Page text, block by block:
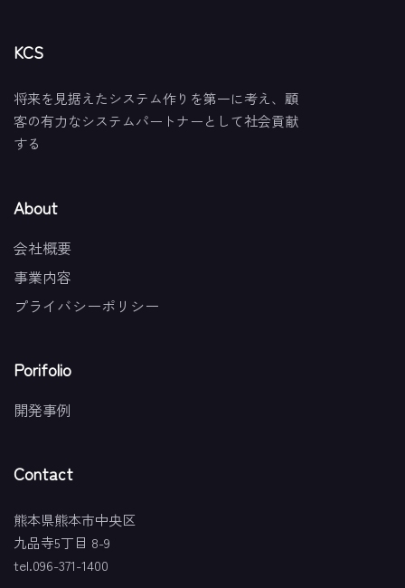
KCS
将来を見据えたシステム作りを第一に考え、顧
客の有力なシステムパートナーとして社会貢献
する
About
会社概要
事業内容
プライバシーポリシー
Porifolio
開発事例
Contact
熊本県熊本市中央区
九品寺5丁目 8-9
tel.096-371-1400